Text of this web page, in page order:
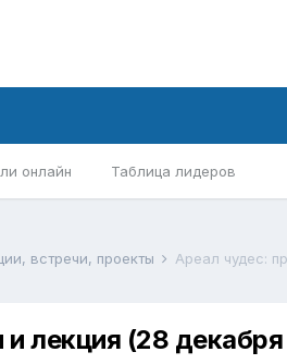
онлайн Таблица лидеров
встречи, проекты Ареал чудес:
лекция (28